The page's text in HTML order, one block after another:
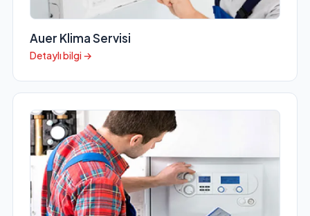
Auer Klima Servisi
Detaylı bilgi →